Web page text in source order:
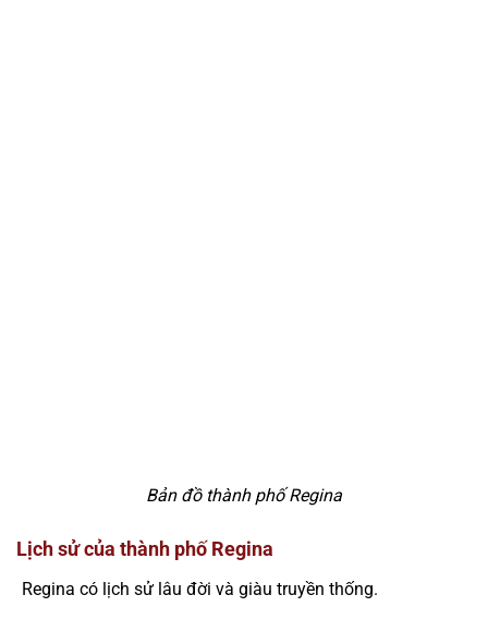
Bản đồ thành phố Regina
Lịch sử của thành phố Regina
Regina có lịch sử lâu đời và giàu truyền thống.